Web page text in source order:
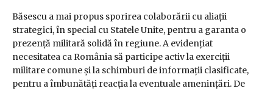
Băsescu a mai propus sporirea colaborării cu aliații
strategici, în special cu Statele Unite, pentru a garanta o
prezență militară solidă în regiune. A evidențiat
necesitatea ca România să participe activ la exerciții
militare comune și la schimburi de informații clasificate,
pentru a îmbunătăți reacția la eventuale amenințări. De